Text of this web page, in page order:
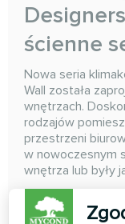
ścienne
Nowa seria
Wall została
wnętrzach.
rodzajów
przestrzeni
w nowoczesnym
wnętrza lub były
Wydajność